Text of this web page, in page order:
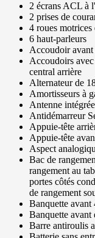
2 écrans ACL à
2 prises de
4 roues
6 haut-parleurs
Accoudoir avant
Accoudoirs
central arrière
Alternateur de
Amortisseurs à
Antenne
Antidémarreur
Appuie-tête
Appuie-tête
Aspect
Bac de
rangement au
portes côtés
de rangement
Banquette avant
Banquette
Barre antiroulis